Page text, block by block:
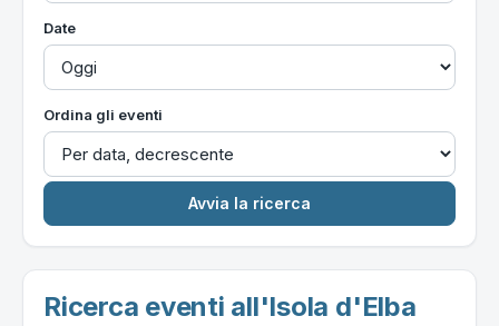
Date
Ordina gli eventi
Ricerca eventi all'Isola d'Elba